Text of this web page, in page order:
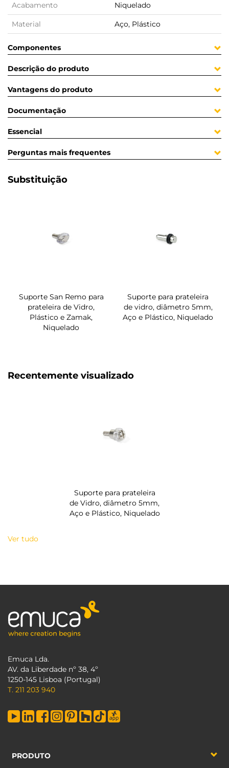
Acabamento Niquelado
Material Aço, Plástico
Componentes
Descrição do produto
Vantagens do produto
Documentação
Essencial
Perguntas mais frequentes
Substituição
Suporte San Remo para
prateleira de Vidro,
Plástico e Zamak,
Niquelado
Suporte para prateleira
de vidro, diâmetro 5mm,
Aço e Plástico, Niquelado
Recentemente visualizado
Suporte para prateleira
de Vidro, diâmetro 5mm,
Aço e Plástico, Niquelado
Ver tudo
Emuca Lda.
AV. da Liberdade nº 38, 4º
1250-145 Lisboa (Portugal)
T. 211 203 940
PRODUTO